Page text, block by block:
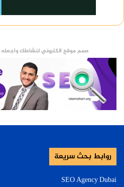
صمم موقع الكتروني لنشاطك
روابط بحث سريعة
SEO Agency Dubai